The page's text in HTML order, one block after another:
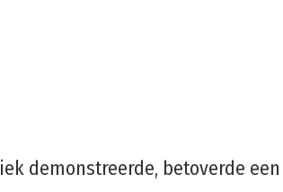
demonstreerde, betoverde